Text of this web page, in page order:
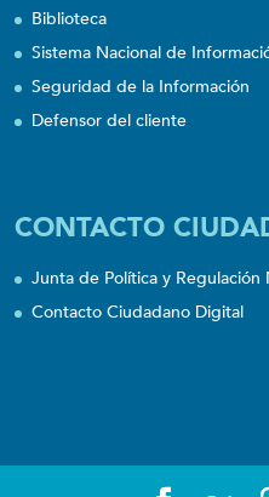
Biblioteca
Sistema Nacional de
Seguridad de la Información
Defensor del cliente
CONTACTO
Junta de Política y Regulación
Contacto Ciudadano Digital